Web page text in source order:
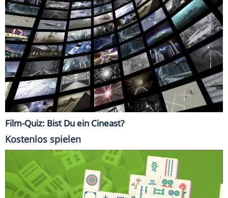
Film-Quiz: Bist Du ein Cineast?
Kostenlos spielen